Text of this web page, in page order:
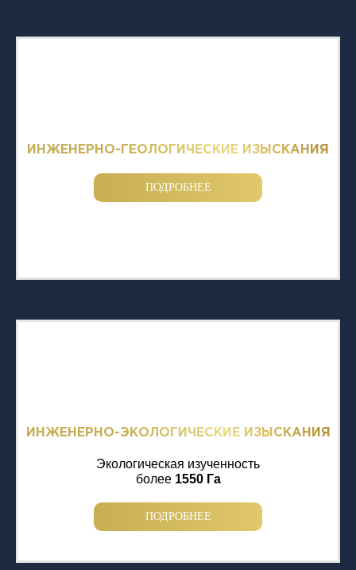
ИНЖЕНЕРНО-ГЕОЛОГИЧЕСКИЕ ИЗЫСКАНИЯ
ПОДРОБНЕЕ
ИНЖЕНЕРНО-ЭКОЛОГИЧЕСКИЕ ИЗЫСКАНИЯ
Экологическая изученность
более 1550 Га
ПОДРОБНЕЕ